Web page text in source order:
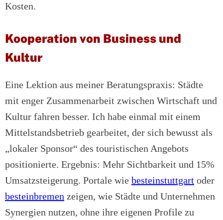
Kosten.
Kooperation von Business und
Kultur
Eine Lektion aus meiner Beratungspraxis: Städte
mit enger Zusammenarbeit zwischen Wirtschaft und
Kultur fahren besser. Ich habe einmal mit einem
Mittelstandsbetrieb gearbeitet, der sich bewusst als
„lokaler Sponsor“ des touristischen Angebots
positionierte. Ergebnis: Mehr Sichtbarkeit und 15%
Umsatzsteigerung. Portale wie besteinstuttgart oder
besteinbremen zeigen, wie Städte und Unternehmen
Synergien nutzen, ohne ihre eigenen Profile zu